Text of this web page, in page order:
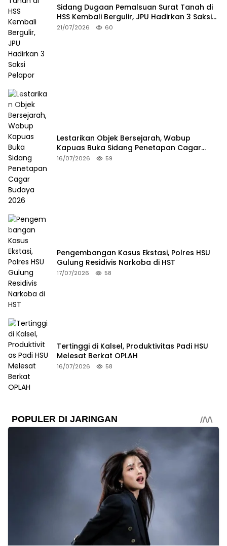
Sidang Dugaan Pemalsuan Surat Tanah di
HSS Kembali Bergulir, JPU Hadirkan 3 Saksi
Pelapor
21/07/2026 60
Lestarikan Objek Bersejarah, Wabup
Kapuas Buka Sidang Penetapan Cagar
Budaya 2026
16/07/2026 59
Pengembangan Kasus Ekstasi, Polres HSU
Gulung Residivis Narkoba di HST
17/07/2026 58
Tertinggi di Kalsel, Produktivitas Padi HSU
Melesat Berkat OPLAH
16/07/2026 58